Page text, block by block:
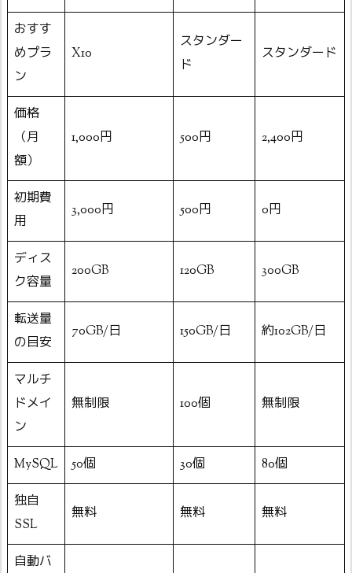
おすす
めプラ
ン
X10
スタンダー
ド
スタンダード
価格
（月
額）
1,000円 500円 2,400円
初期費
用
3,000円 500円 0円
ディス
ク容量
200GB 120GB 300GB
転送量
の目安
70GB/日 150GB/日 約102GB/日
マルチ
ドメイ
ン
無制限 100個 無制限
MySQL 50個 30個 80個
独自
SSL
無料 無料 無料
自動バ